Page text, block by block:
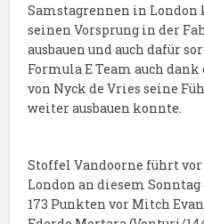
Samstagrennen in
seinen Vorsprung in der
ausbauen und auch dafür
Formula E Team auch
von Nyck de Vries seine
weiter ausbauen konnte.
Stoffel Vandoorne führt
London an diesem
173 Punkten vor Mitch